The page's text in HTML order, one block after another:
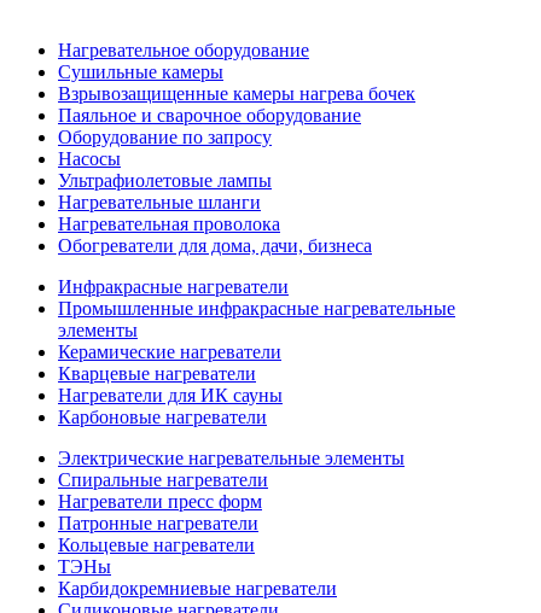
Нагревательное оборудование
Сушильные камеры
Взрывозащищенные камеры нагрева бочек
Паяльное и сварочное оборудование
Оборудование по запросу
Насосы
Ультрафиолетовые лампы
Нагревательные шланги
Нагревательная проволока
Обогреватели для дома, дачи, бизнеса
Инфракрасные нагреватели
Промышленные инфракрасные нагревательные
элементы
Керамические нагреватели
Кварцевые нагреватели
Нагреватели для ИК сауны
Карбоновые нагреватели
Электрические нагревательные элементы
Спиральные нагреватели
Нагреватели пресс форм
Патронные нагреватели
Кольцевые нагреватели
ТЭНы
Карбидокремниевые нагреватели